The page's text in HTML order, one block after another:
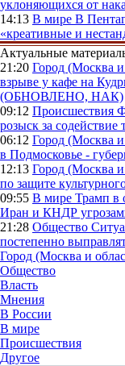
уклоняющихся от
14:13 В мире В
«креативные и
Актуальные
21:20 Город (Москва и
взрыве у кафе на
(ОБНОВЛЕНО, НАК)
09:12 Происшествия
розыск за содействие
06:12 Город (Москва и
в Подмосковье -
12:13 Город (Москва и
по защите
09:55 В мире Трамп в
Иран и КНДР
21:28 Общество
постепенно
Город (Москва и
Общество
Власть
Мнения
В России
В мире
Происшествия
Другое